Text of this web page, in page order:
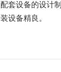
套设备的设计
设备精良。